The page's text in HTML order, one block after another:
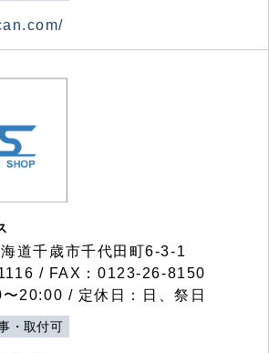
道千歳市千代田町6-3-1
/ FAX：0123-26-8150
20:00 / 定休日：日、祭日
・取付可